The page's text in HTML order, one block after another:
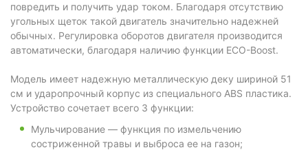
повредить и получить удар током. Благодаря отсутствию
угольных щеток такой двигатель значительно надежней
обычных. Регулировка оборотов двигателя производится
автоматически, благодаря наличию функции ECO-Boost.
Модель имеет надежную металлическую деку шириной 51
см и ударопрочный корпус из специального ABS пластика.
Устройство сочетает всего 3 функции:
Мульчирование — функция по измельчению
состриженной травы и выброса ее на газон;